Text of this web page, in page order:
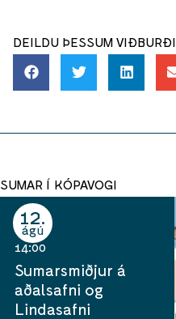
DEILDU ÞESSUM VIÐBURÐI
SUMAR Í KÓPAVOGI
12
ágú
14:00
Sumarsmiðjur á
aðalsafni og
Lindasafni